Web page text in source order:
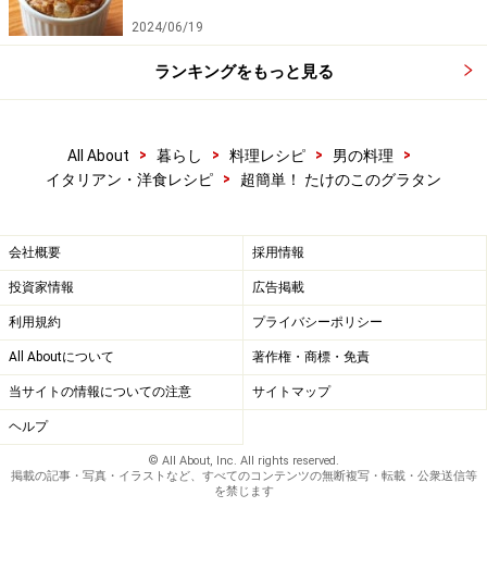
2024/06/19
ランキングをもっと見る
All About > 暮らし > 料理レシピ > 男の料理
>
イタリアン・洋食レシピ
> 超簡単！ たけのこのグラタン
会社概要 採用情報
投資家情報 広告掲載
利用規約 プライバシーポリシー
All Aboutについて 著作権・商標・免責
当サイトの情報についての注意 サイトマップ
ヘルプ
© All About, Inc. All rights reserved.
掲載の記事・写真・イラストなど、すべてのコンテンツの無断複写・転載・公衆送信等
を禁じます